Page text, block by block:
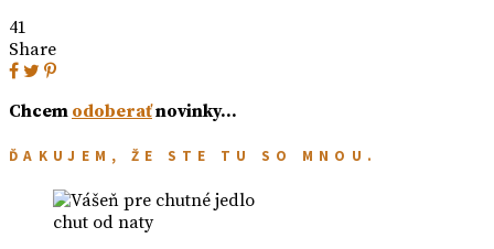
41
Share
Chcem odoberaťnovinky…
ĎAKUJEM, ŽE STE TU SO MNOU.
chut od naty